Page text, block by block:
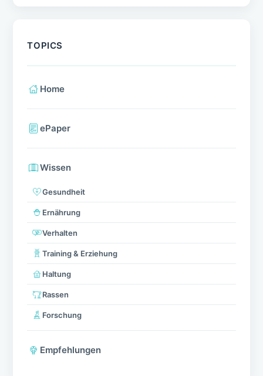
TOPICS
Home
ePaper
Wissen
Gesundheit
Ernährung
Verhalten
Training & Erziehung
Haltung
Rassen
Forschung
Empfehlungen